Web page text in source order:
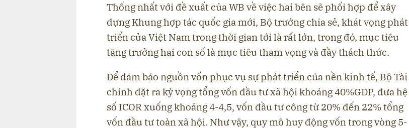
Thống nhất với đề xuất của WB về việc hai bên sẽ phối hợp để xây
dựng Khung hợp tác quốc gia mới, Bộ trưởng chia sẻ, khát vọng phát
triển của Việt Nam trong thời gian tới là rất lớn, trong đó, mục tiêu
tăng trưởng hai con số là mục tiêu tham vọng và đầy thách thức.
Để đảm bảo nguồn vốn phục vụ sự phát triển của nền kinh tế, Bộ Tài
chính đặt ra kỳ vọng tổng vốn đầu tư xã hội khoảng 40%GDP, đưa hệ
số ICOR xuống khoảng 4-4,5, vốn đầu tư công từ 20% đến 22% tổng
vốn đầu tư toàn xã hội. Như vậy, quy mô huy động vốn trong vòng 5-